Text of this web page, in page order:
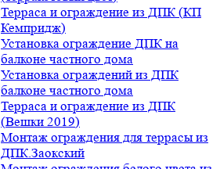
Терраса и ограждение из ДПК (КП
Кемпридж)
Установка ограждение ДПК на
балконе частного дома
Установка ограждений из ДПК
балконе частного дома
Терраса и ограждение из ДПК
(Вешки 2019)
Монтаж ограждения для террасы из
ДПК.Заокский